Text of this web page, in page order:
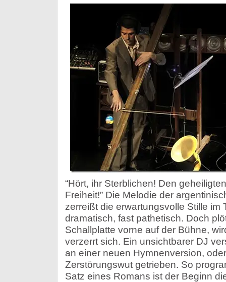
“Hört, ihr Sterblichen! Den
Freiheit!” Die Melodie der
zerreißt die erwartungsvolle Stille im
dramatisch, fast pathetisch. Doch
Schallplatte vorne auf der Bühne,
verzerrt sich. Ein unsichtbarer DJ
an einer neuen Hymnenversion,
Zerstörungswut getrieben. So
Satz eines Romans ist der Beginn